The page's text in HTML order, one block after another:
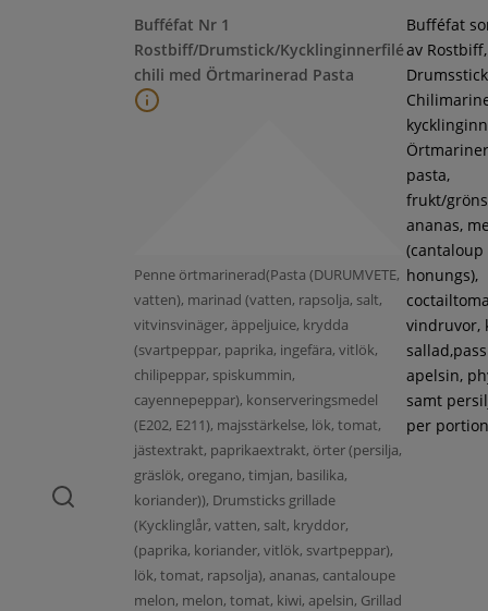
Bufféfat Nr 1
Rostbiff/Drumstick/Kycklinginnerfilé
chili med Örtmarinerad Pasta
Penne örtmarinerad(Pasta (DURUMVETE,
vatten), marinad (vatten, rapsolja, salt,
vitvinsvinäger, äppeljuice, krydda
(svartpeppar, paprika, ingefära, vitlök,
chilipeppar, spiskummin,
cayennepeppar), konserveringsmedel
(E202, E211), majsstärkelse, lök, tomat,
jästextrakt, paprikaextrakt, örter (persilja,
gräslök, oregano, timjan, basilika,
koriander)), Drumsticks grillade
(Kycklinglår, vatten, salt, kryddor,
(paprika, koriander, vitlök, svartpeppar),
lök, tomat, rapsolja), ananas, cantaloupe
melon, melon, tomat, kiwi, apelsin, Grillad
Bufféfat
av Rostbiff,
pasta,
frukt/
ananas,
(cantaloup
honungs),
vindruvor,
apelsin,
samt
per